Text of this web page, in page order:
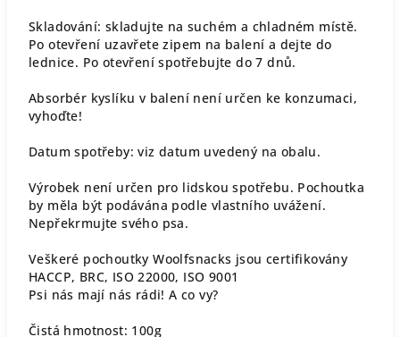
Skladování: skladujte na suchém a chladném místě.
Po otevření uzavřete zipem na balení a dejte do
lednice. Po otevření spotřebujte do 7 dnů.
Absorbér kyslíku v balení není určen ke konzumaci,
vyhoďte!
Datum spotřeby: viz datum uvedený na obalu.
Výrobek není určen pro lidskou spotřebu. Pochoutka
by měla být podávána podle vlastního uvážení.
Nepřekrmujte svého psa.
Veškeré pochoutky Woolfsnacks jsou certifikovány
HACCP, BRC, ISO 22000, ISO 9001
Psi nás mají nás rádi! A co vy?
Čistá hmotnost: 100g